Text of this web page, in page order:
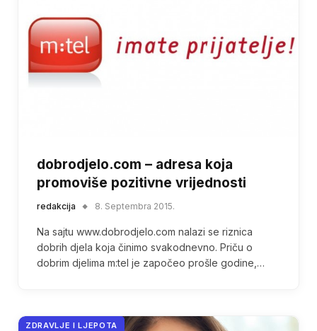
dobrodjelo.com – adresa koja
promoviše pozitivne vrijednosti
redakcija 8. Septembra 2015.
Na sajtu www.dobrodjelo.com nalazi se riznica
dobrih djela koja činimo svakodnevno. Priču o
dobrim djelima m:tel je započeo prošle godine,…
ZDRAVLJE I LJEPOTA